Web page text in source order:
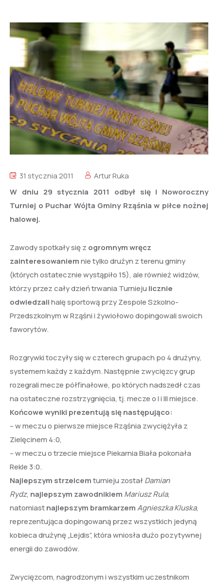
31 stycznia 2011
Artur Ruka
W dniu 29 stycznia 2011 odbył się I Noworoczny
Turniej o Puchar Wójta Gminy Rząśnia w piłce nożnej
halowej.
Zawody spotkały się z ogromnym wręcz
zainteresowaniemnie tylko drużyn z terenu gminy
(których ostatecznie wystąpiło 15), ale również widzów,
którzy przez cały dzień trwania Turnieju licznie
odwiedzalihalę sportową przy Zespole Szkolno-
Przedszkolnym w Rząśni i żywiołowo dopingowali swoich
faworytów.
Rozgrywki toczyły się w czterech grupach po 4 drużyny,
systemem każdy z każdym. Następnie zwycięzcy grup
rozegrali mecze półfinałowe, po których nadszedł czas
na ostateczne rozstrzygnięcia, tj. mecze o I i III miejsce.
Końcowe wyniki prezentują się następująco:
– w meczu o pierwsze miejsce Rząśnia zwyciężyła z
Zielęcinem 4:0,
– w meczu o trzecie miejsce Piekarnia Biała pokonała
Rekle 3:0.
Najlepszym strzelcemturnieju zostałDamian
Rydz, najlepszym zawodnikiem Mariusz Rula,
natomiastnajlepszym bramkarzemAgnieszka Kluska,
reprezentująca dopingowaną przez wszystkich jedyną
kobieca drużynę „Lejdis”, która wniosła dużo pozytywnej
energii do zawodów.
Zwycięzcom, nagrodzonym i wszystkim uczestnikom